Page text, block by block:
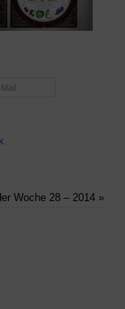
Woche 28 – 2014 »